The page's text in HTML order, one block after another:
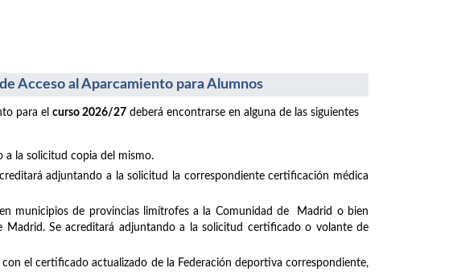
Acceso al Aparcamiento para Alumnos
para el curso 2026/27 deberá encontrarse en alguna de las siguientes
a la solicitud copia del mismo.
adjuntando a la solicitud la correspondiente certificación médica
municipios de provincias limítrofes a la Comunidad de Madrid o bien
Se acreditará adjuntando a la solicitud certificado o volante de
el certificado actualizado de la Federación deportiva correspondiente,